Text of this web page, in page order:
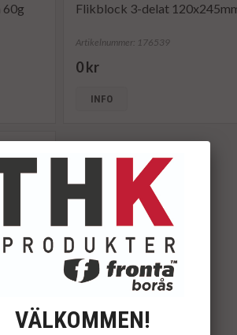
60g Flikblock 3-delat
Artikelnummer: 176539
0 kr
INFO
VÄLKOMMEN!